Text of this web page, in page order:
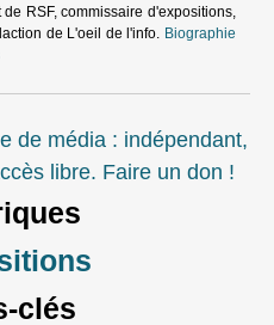
RSF, commissaire d'expositions,
de L'oeil de l'info. Biographie
de média : indépendant,
libre. Faire un don !
clés